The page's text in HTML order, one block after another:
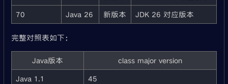
70
Java 26 新版本 JDK 26 对应版本
完整对照表如下：
Java版本
class major version
Java 1.1
45